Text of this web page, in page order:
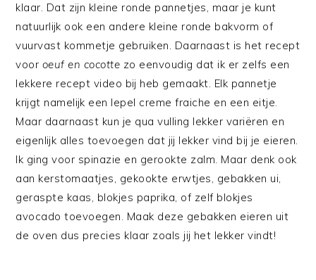
klaar. Dat zijn kleine ronde pannetjes, maar je kunt
natuurlijk ook een andere kleine ronde bakvorm of
vuurvast kommetje gebruiken. Daarnaast is het recept
voor oeuf en cocotte zo eenvoudig dat ik er zelfs een
lekkere recept video bij heb gemaakt. Elk pannetje
krijgt namelijk een lepel creme fraiche en een eitje.
Maar daarnaast kun je qua vulling lekker variëren en
eigenlijk alles toevoegen dat jij lekker vind bij je eieren.
Ik ging voor spinazie en gerookte zalm. Maar denk ook
aan kerstomaatjes, gekookte erwtjes, gebakken ui,
geraspte kaas, blokjes paprika, of zelf blokjes
avocado toevoegen. Maak deze gebakken eieren uit
de oven dus precies klaar zoals jij het lekker vindt!